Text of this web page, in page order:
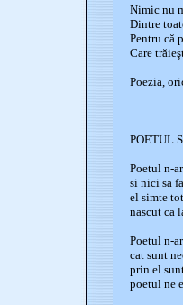
Nimic nu
Dintre
Pentru că
Care
Poezia,
POETUL
Poetul n-
si nici sa
el simte
nascut ca
Poetul n-
cat sunt
prin el
poetul ne